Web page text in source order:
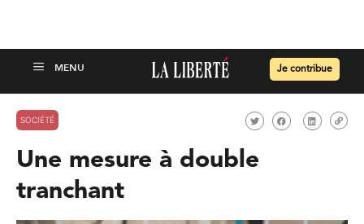
Je contribue
SOCIÉTÉ
Une mesure à double
tranchant